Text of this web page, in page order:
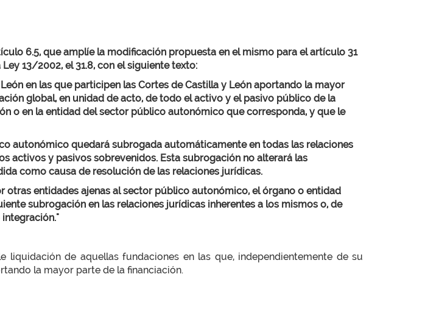
6.5, que amplíe la modificación propuesta en el mismo para el artículo 31
13/2002, el 31.8, con el siguiente texto:
en las que participen las Cortes de Castilla y León aportando la mayor
global, en unidad de acto, de todo el activo y el pasivo público de la
o en la entidad del sector público autonómico que corresponda, y que le
autonómico quedará subrogada automáticamente en todas las relaciones
activos y pasivos sobrevenidos. Esta subrogación no alterará las
como causa de resolución de las relaciones jurídicas.
entidades ajenas al sector público autonómico, el órgano o entidad
subrogación en las relaciones jurídicas inherentes a los mismos o, de
de aquellas fundaciones en las que, independientemente de su
la mayor parte de la financiación.